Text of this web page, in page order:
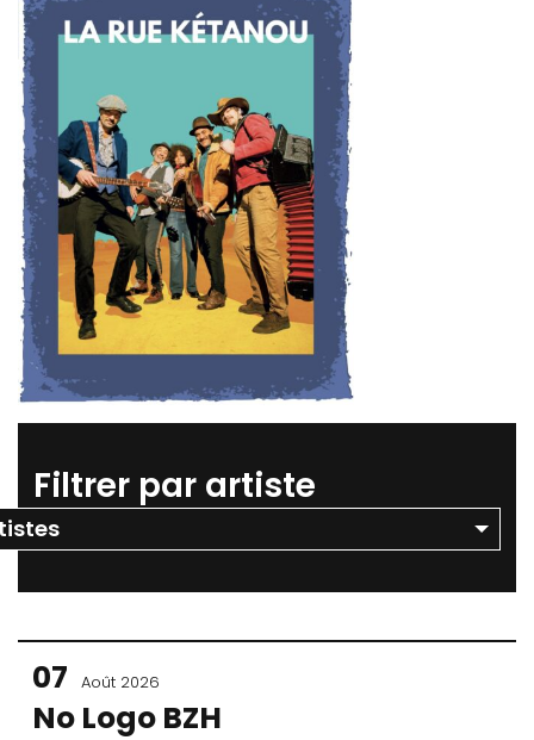
Filtrer par artiste
07 Août 2026
No Logo BZH